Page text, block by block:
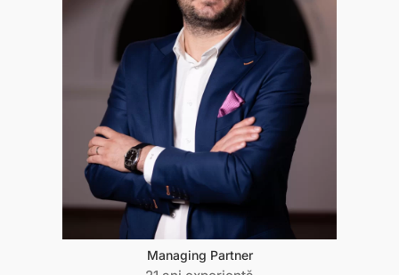
Managing Partner